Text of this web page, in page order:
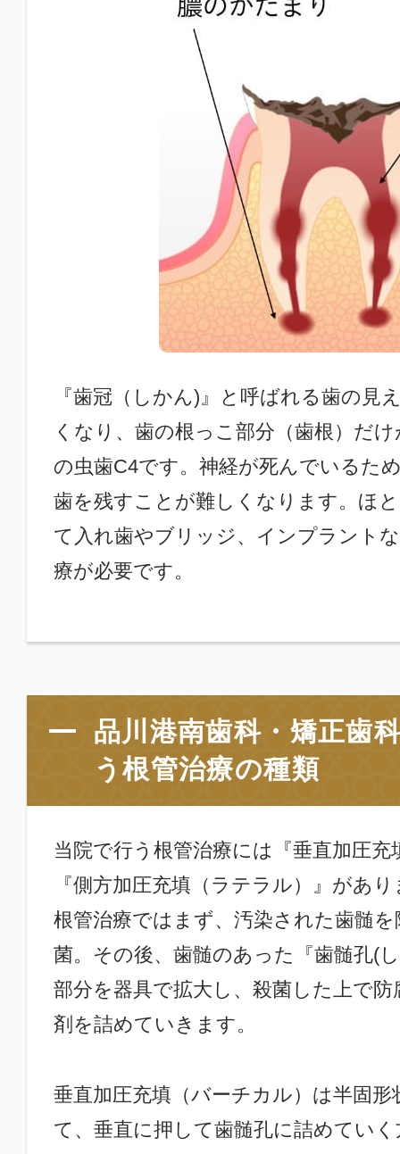
『歯冠（しかん)』と呼ばれる歯の見
くなり、歯の根っこ部分（歯根）だ
の虫歯C4です。神経が死んでいるた
歯を残すことが難しくなります。ほ
て入れ歯やブリッジ、インプラント
療が必要です。
品川港南歯科・矯正歯
う根管治療の種類
当院で行う根管治療には『垂直加圧
『側方加圧充填（ラテラル）』 があり
根管治療ではまず、汚染された歯髄
菌。その後、歯髄のあった『歯髄孔(
部分を器具で拡大し、殺菌した上で
剤を詰めていきます。
垂直加圧充填（バーチカル）は半固
て、垂直に押して歯髄孔に詰めてい